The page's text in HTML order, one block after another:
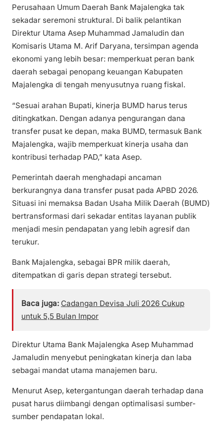
Perusahaan Umum Daerah Bank Majalengka tak
sekadar seremoni struktural. Di balik pelantikan
Direktur Utama Asep Muhammad Jamaludin dan
Komisaris Utama M. Arif Daryana, tersimpan agenda
ekonomi yang lebih besar: memperkuat peran bank
daerah sebagai penopang keuangan Kabupaten
Majalengka di tengah menyusutnya ruang fiskal.
“Sesuai arahan Bupati, kinerja BUMD harus terus
ditingkatkan. Dengan adanya pengurangan dana
transfer pusat ke depan, maka BUMD, termasuk Bank
Majalengka, wajib memperkuat kinerja usaha dan
kontribusi terhadap PAD,” kata Asep.
Pemerintah daerah menghadapi ancaman
berkurangnya dana transfer pusat pada APBD 2026.
Situasi ini memaksa Badan Usaha Milik Daerah (BUMD)
bertransformasi dari sekadar entitas layanan publik
menjadi mesin pendapatan yang lebih agresif dan
terukur.
Bank Majalengka, sebagai BPR milik daerah,
ditempatkan di garis depan strategi tersebut.
Baca juga: Cadangan Devisa Juli 2026 Cukup
untuk 5,5 Bulan Impor
Direktur Utama Bank Majalengka Asep Muhammad
Jamaludin menyebut peningkatan kinerja dan laba
sebagai mandat utama manajemen baru.
Menurut Asep, ketergantungan daerah terhadap dana
pusat harus diimbangi dengan optimalisasi sumber-
sumber pendapatan lokal.